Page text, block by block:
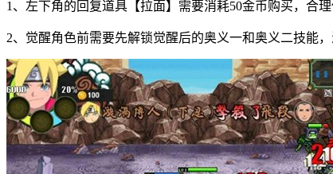
1、左下角的回复道具【拉面】需要消耗50金币购买，合
2、觉醒角色前需要先解锁觉醒后的奥义一和奥义二技能